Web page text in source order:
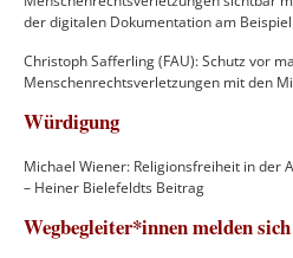
der digitalen Dokumentation am
Christoph Safferling (FAU): Schutz vor
Menschenrechtsverletzungen mit den
Würdigung
Michael Wiener: Religionsfreiheit in der
– Heiner Bielefeldts Beitrag
Wegbegleiter*innen melden